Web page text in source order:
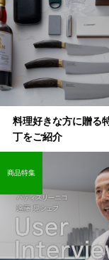
料理好きな方に贈る
丁をご紹介
商品特集